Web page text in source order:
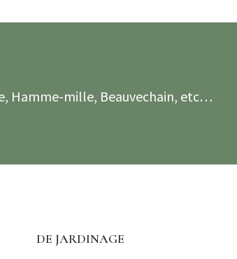
Hamme-mille, Beauvechain, etc…
DE JARDINAGE